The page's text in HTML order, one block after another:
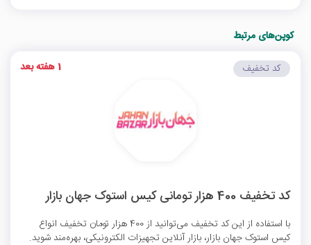
کوپن‌های مرتبط
کد تخفیف 400 هزار تومانی کیس استوک جهان بازار
با استفاده از این کد تخفیف می‌توانید از 400 هزار تومان تخفیف انواع
کیس استوک جهان بازار، بازار آنلاین تجهیزات الکترونیکی، بهره‌مند شوید.
کد تخفیف 1 هفته بعد